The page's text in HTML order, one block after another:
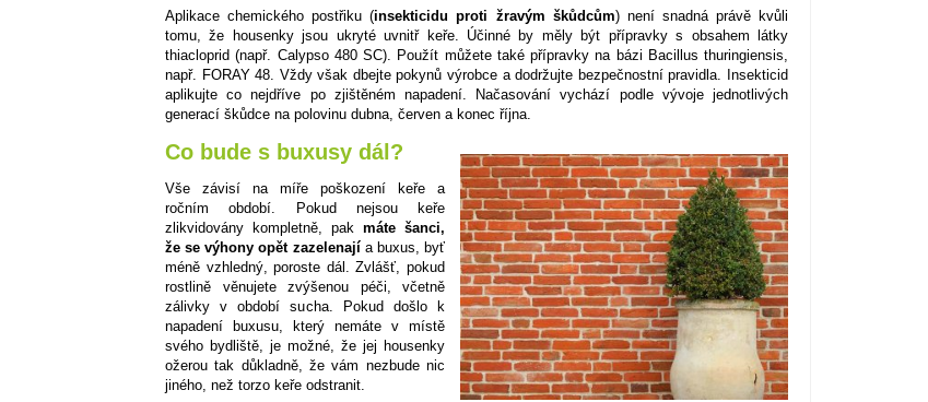
Aplikace chemického postřiku (insekticidu proti žravým škůdcům) není snadná právě kvůli
tomu, že housenky jsou ukryté uvnitř keře. Účinné by měly být přípravky s obsahem látky
thiacloprid (např. Calypso 480 SC). Použít můžete také přípravky na bázi Bacillus thuringiensis,
např. FORAY 48. Vždy však dbejte pokynů výrobce a dodržujte bezpečnostní pravidla. Insekticid
aplikujte co nejdříve po zjištěném napadení. Načasování vychází podle vývoje jednotlivých
generací škůdce na polovinu dubna, červen a konec října.
Co bude s buxusy dál?
Vše závisí na míře poškození keře a
ročním období. Pokud nejsou keře
zlikvidovány kompletně, pak máte šanci,
že se výhony opět zazelenajía buxus, byť
méně vzhledný, poroste dál. Zvlášť, pokud
rostlině věnujete zvýšenou péči, včetně
zálivky v období sucha. Pokud došlo k
napadení buxusu, který nemáte v místě
svého bydliště, je možné, že jej housenky
ožerou tak důkladně, že vám nezbude nic
jiného, než torzo keře odstranit.